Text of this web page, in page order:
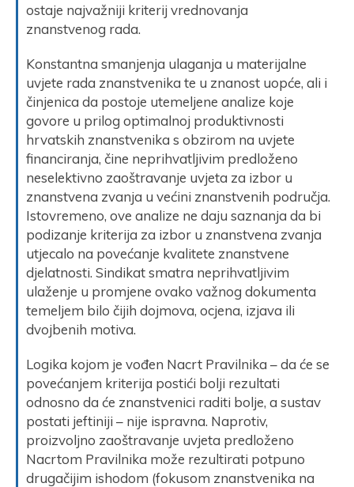
ostaje najvažniji kriterij vrednovanja
znanstvenog rada.
Konstantna smanjenja ulaganja u materijalne
uvjete rada znanstvenika te u znanost uopće, ali i
činjenica da postoje utemeljene analize koje
govore u prilog optimalnoj produktivnosti
hrvatskih znanstvenika s obzirom na uvjete
financiranja, čine neprihvatljivim predloženo
neselektivno zaoštravanje uvjeta za izbor u
znanstvena zvanja u većini znanstvenih područja.
Istovremeno, ove analize ne daju saznanja da bi
podizanje kriterija za izbor u znanstvena zvanja
utjecalo na povećanje kvalitete znanstvene
djelatnosti. Sindikat smatra neprihvatljivim
ulaženje u promjene ovako važnog dokumenta
temeljem bilo čijih dojmova, ocjena, izjava ili
dvojbenih motiva.
Logika kojom je vođen Nacrt Pravilnika – da će se
povećanjem kriterija postići bolji rezultati
odnosno da će znanstvenici raditi bolje, a sustav
postati jeftiniji – nije ispravna. Naprotiv,
proizvoljno zaoštravanje uvjeta predloženo
Nacrtom Pravilnika može rezultirati potpuno
drugačijim ishodom (fokusom znanstvenika na